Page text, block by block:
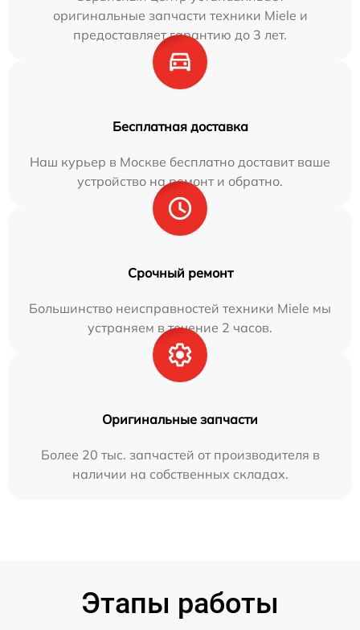
оригинальные запчасти техники Miele и
предоставляет гарантию до 3 лет.
Бесплатная доставка
Наш курьер в Москве бесплатно доставит ваше
устройство на ремонт и обратно.
Срочный ремонт
Большинство неисправностей техники Miele мы
устраняем в течение 2 часов.
Оригинальные запчасти
Более 20 тыс. запчастей от производителя в
наличии на собственных складах.
Этапы работы